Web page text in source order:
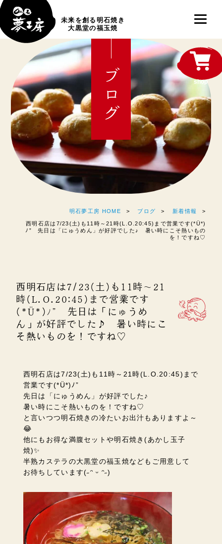
未来を創る明石焼き
大黒堂の福玉焼
ブログ
明石夢工房 HOME ブログ 新着情報
西明石店は7/23(土)も11時～21時(L.O.20:45)まで営業です(*Ü*)
ﾉ” 先日は「にゅうめん」が好評でした♪ 暑い時にこそ熱いもの
を！ですね♡
西明石店は7/23(土)も11時～21
時(L.O.20:45)まで営業です
(*Ü*)ﾉ” 先日は「にゅうめ
ん」が好評でした♪ 暑い時にこ
そ熱いものを！ですね♡
西明石店は7/23(土)も11時～21時(L.O.20:45)まで
営業です(*Ü*)ﾉ”
先日は「にゅうめん」が好評でした♪
暑い時にこそ熱いものを！ですね♡
と言いつつ明石焼きの冷たいお出汁もありますよ～
😂
他にも お得な満腹セットや明石焼き(あかし玉子
焼)✨
半熟カステラの大黒堂の福玉焼などもご用意して
お待ちしています(˶ᵔ ᵕ ᵔ˶)
shop